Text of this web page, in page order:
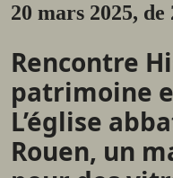
20 mars 2025, de
Rencontre
patrimoine
L’église
Rouen, un